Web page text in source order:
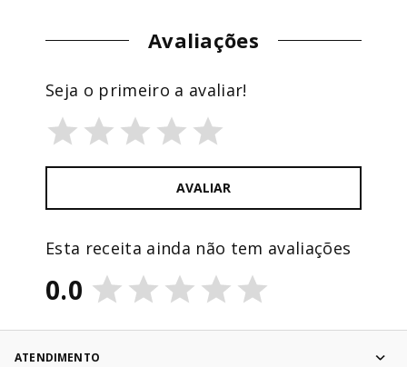
Avaliações
Esta receita ainda não tem avaliações
0.0
Seja o primeiro a avaliar!
AVALIAR
ATENDIMENTO